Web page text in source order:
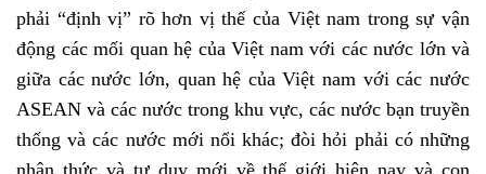
phải “định vị” rõ hơn vị thế của Việt nam trong sự vận
động các mối quan hệ của Việt nam với các nước lớn và
giữa các nước lớn, quan hệ của Việt nam với các nước
ASEAN và các nước trong khu vực, các nước bạn truyền
thống và các nước mới nổi khác; đòi hỏi phải có những
nhận thức và tư duy mới về thế giới hiện nay và con